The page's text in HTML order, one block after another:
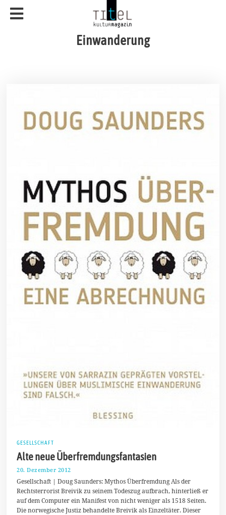
Einwanderung
GESELLSCHAFT
Alte neue Überfremdungsfantasien
20. Dezember 2012
.
M
ä
r
Gesellschaft | Doug Saunders: Mythos Überfremdung Als der
Rechtsterrorist Breivik zu seinem Todeszug aufbrach, hinterließ er
auf dem Computer ein Manifest von nicht weniger als 1518 Seiten.
Die norwegische Justiz behandelte Breivik als Einzeltäter. Dieser